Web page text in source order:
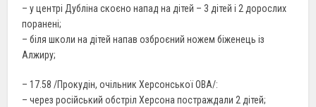
– у центрі Дубліна скоєно напад на дітей – 3 дітей і 2 дорослих
поранені;
– біля школи на дітей напав озброєний ножем біженець із
Алжиру;
– 17.58 /Прокудін, очільник Херсонської ОВА/:
– через російський обстріл Херсона постраждали 2 дітей;